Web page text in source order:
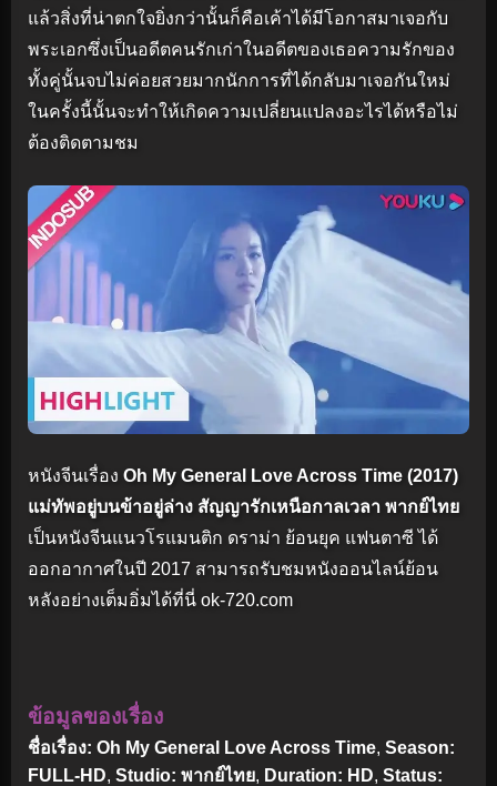
แล้วสิ่งที่น่าตกใจยิ่งกว่านั้นก็คือเค้าได้มีโอกาสมาเจอกับ
พระเอกซึ่งเป็นอดีตคนรักเก่าในอดีตของเธอความรักของ
ทั้งคู่นั้นจบไม่ค่อยสวยมากนักการที่ได้กลับมาเจอกันใหม่
ในครั้งนี้นั้นจะทำให้เกิดความเปลี่ยนแปลงอะไรได้หรือไม่
ต้องติดตามชม
หนังจีนเรื่อง Oh My General Love Across Time (2017)
แม่ทัพอยู่บนข้าอยู่ล่าง สัญญารักเหนือกาลเวลา พากย์ไทย
เป็นหนังจีนแนวโรแมนติก ดราม่า ย้อนยุค แฟนตาซี ได้
ออกอากาศในปี 2017 สามารถรับชมหนังออนไลน์ย้อน
หลังอย่างเต็มอิ่มได้ที่นี่ ok-720.com
ข้อมูลของเรื่อง
ชื่อเรื่อง: Oh My General Love Across Time, Season:
FULL-HD, Studio: พากย์ไทย, Duration: HD, Status: